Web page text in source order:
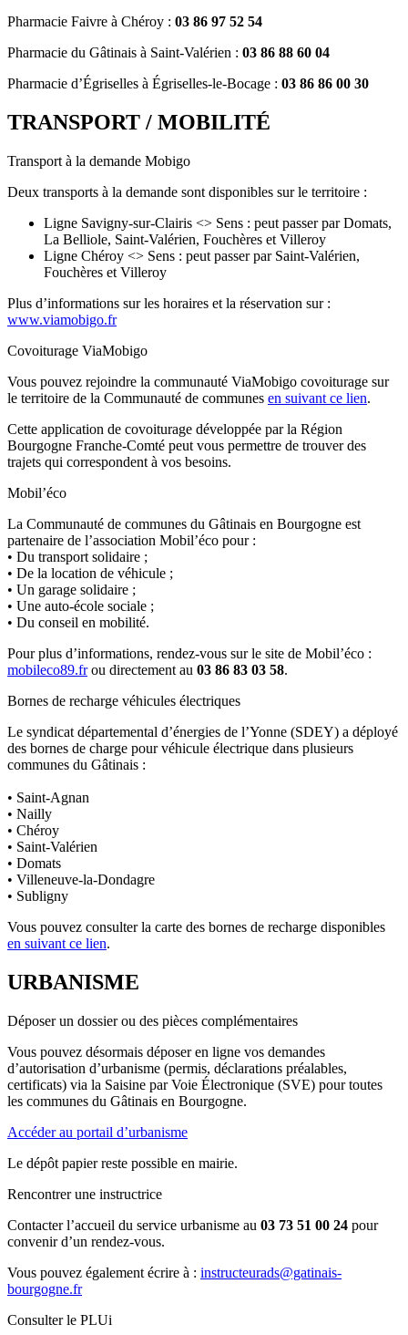
Pharmacie Faivre à Chéroy : 03 86 97 52 54
Pharmacie du Gâtinais à Saint-Valérien : 03 86 88 60 04
Pharmacie d’Égriselles à Égriselles-le-Bocage : 03 86 86 00 30
TRANSPORT / MOBILITÉ
Transport à la demande Mobigo
Deux transports à la demande sont disponibles sur le territoire :
Ligne Savigny-sur-Clairis <> Sens : peut passer par Domats,
La Belliole, Saint-Valérien, Fouchères et Villeroy
Ligne Chéroy <> Sens : peut passer par Saint-Valérien,
Fouchères et Villeroy
Plus d’informations sur les horaires et la réservation sur :
www.viamobigo.fr
Covoiturage ViaMobigo
Vous pouvez rejoindre la communauté ViaMobigo covoiturage sur
le territoire de la Communauté de communes en suivant ce lien.
Cette application de covoiturage développée par la Région
Bourgogne Franche-Comté peut vous permettre de trouver des
trajets qui correspondent à vos besoins.
Mobil’éco
La Communauté de communes du Gâtinais en Bourgogne est
partenaire de l’association Mobil’éco pour :
• Du transport solidaire ;
• De la location de véhicule ;
• Un garage solidaire ;
• Une auto-école sociale ;
• Du conseil en mobilité.
Pour plus d’informations, rendez-vous sur le site de Mobil’éco :
mobileco89.frou directement au 03 86 83 03 58.
Bornes de recharge véhicules électriques
Le syndicat départemental d’énergies de l’Yonne (SDEY) a déployé
des bornes de charge pour véhicule électrique dans plusieurs
communes du Gâtinais :
• Saint-Agnan
• Nailly
• Chéroy
• Saint-Valérien
• Domats
• Villeneuve-la-Dondagre
• Subligny
Vous pouvez consulter la carte des bornes de recharge disponibles
en suivant ce lien.
URBANISME
Déposer un dossier ou des pièces complémentaires
Vous pouvez désormais déposer en ligne vos demandes
d’autorisation d’urbanisme (permis, déclarations préalables,
certificats) via la Saisine par Voie Électronique (SVE) pour toutes
les communes du Gâtinais en Bourgogne.
Accéder au portail d’urbanisme
Le dépôt papier reste possible en mairie.
Rencontrer une instructrice
Contacter l’accueil du service urbanisme au 03 73 51 00 24 pour
convenir d’un rendez-vous.
Vous pouvez également écrire à : instructeurads@gatinais-
bourgogne.fr
Consulter le PLUi